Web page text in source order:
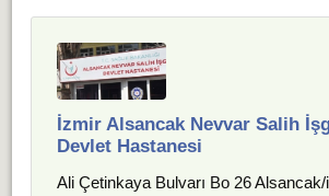
İzmir Alsancak Nevvar Salih
Devlet Hastanesi
Ali Çetinkaya Bulvarı Bo 26